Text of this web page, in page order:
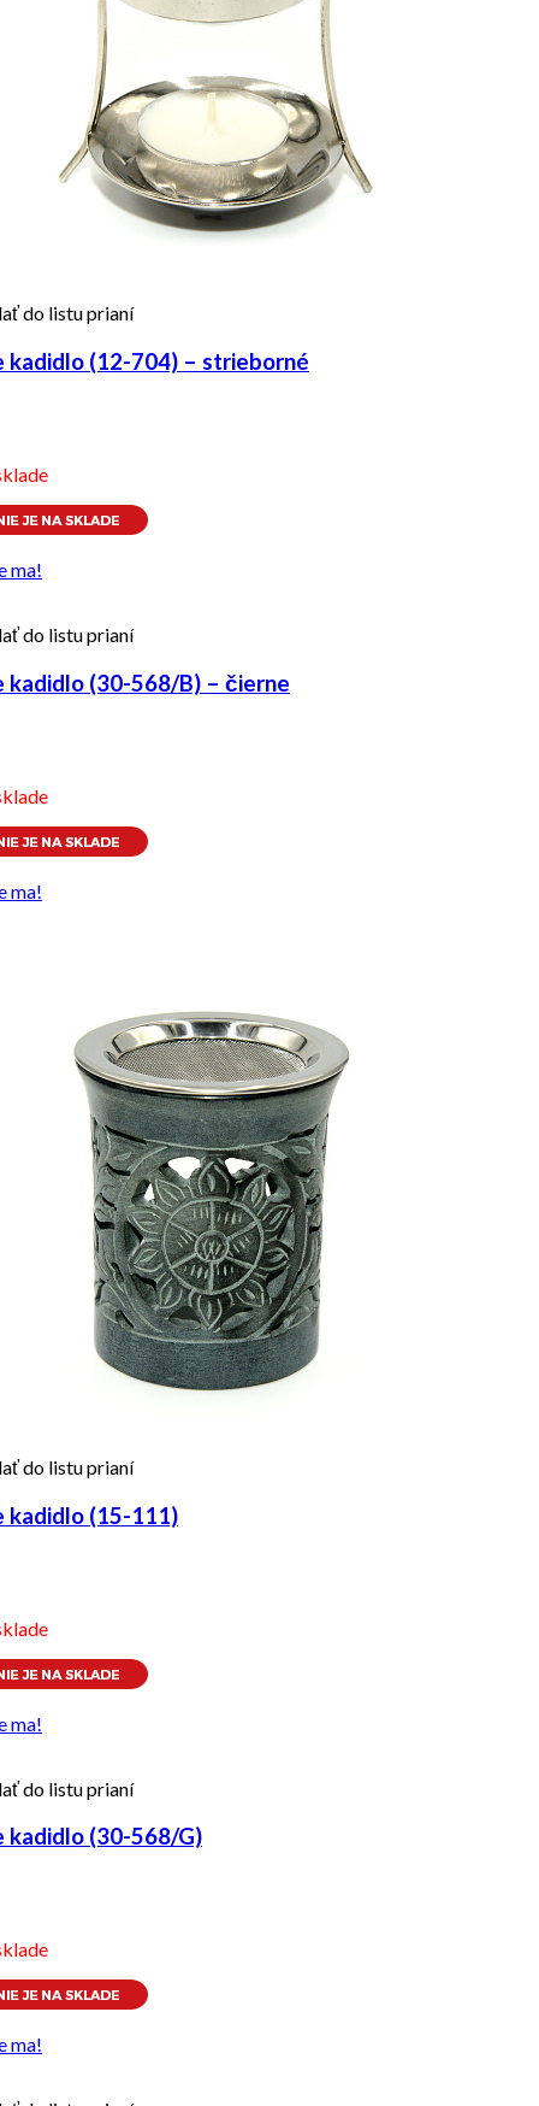
do listu prianí
kadidlo (12-704) – strieborné
ma!
do listu prianí
kadidlo (30-568/B) – čierne
ma!
do listu prianí
kadidlo (15-111)
ma!
do listu prianí
kadidlo (30-568/G)
ma!